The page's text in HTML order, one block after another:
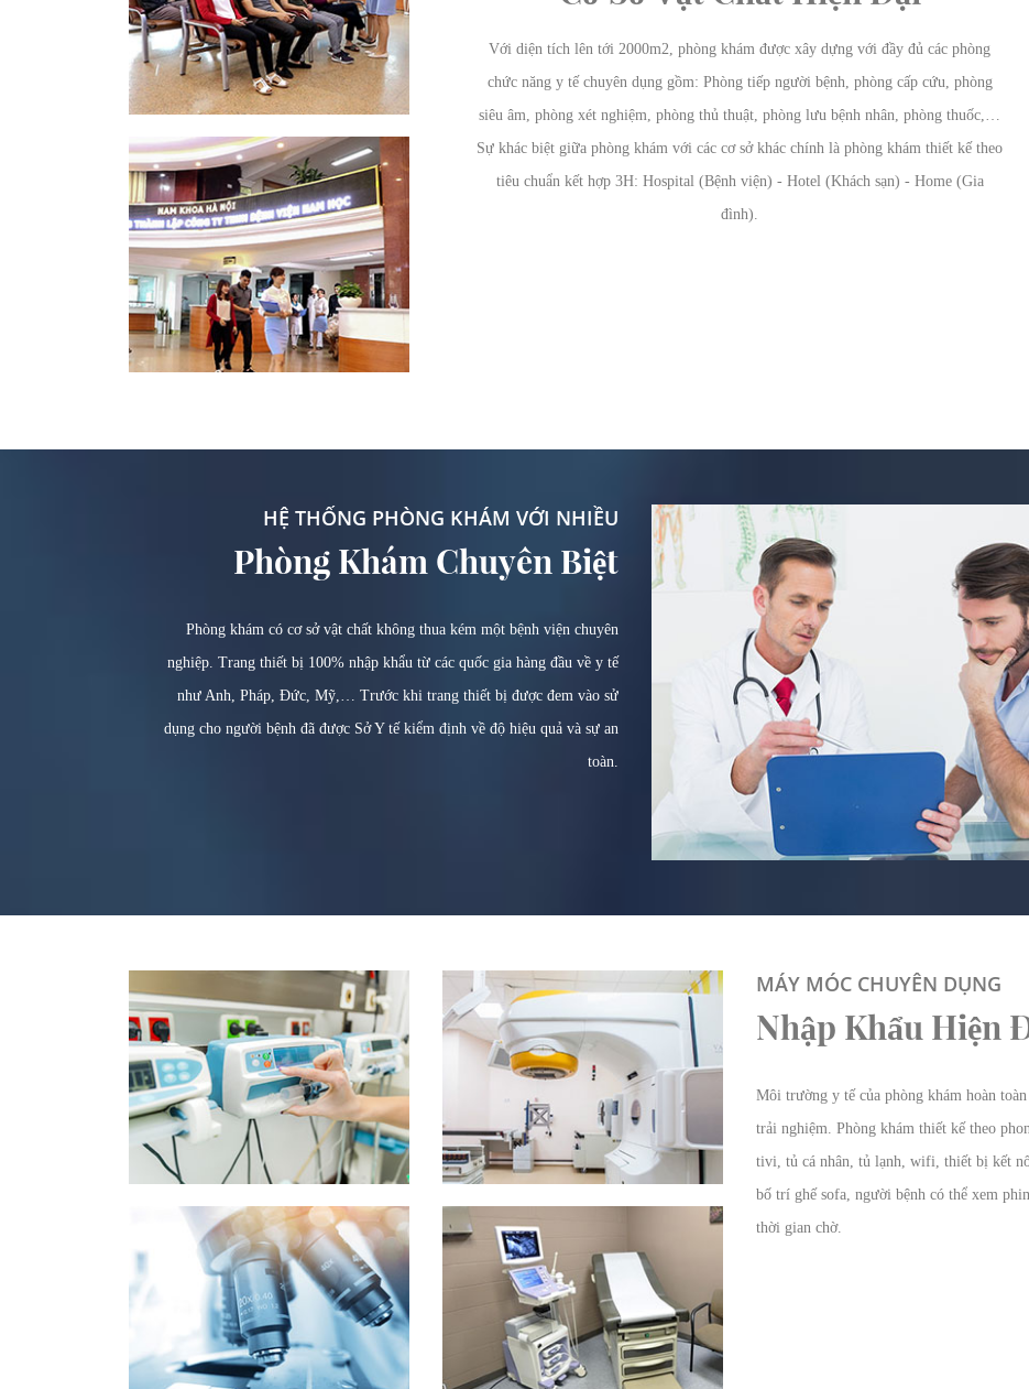
Với diện tích lên tới 2000m2, phòng khám được xây dựng với đầy đủ các phòng
chức năng y tế chuyên dụng gồm: Phòng tiếp người bệnh, phòng cấp cứu, phòng
siêu âm, phòng xét nghiệm, phòng thủ thuật, phòng lưu bệnh nhân, phòng thuốc,…
Sự khác biệt giữa phòng khám với các cơ sở khác chính là phòng khám thiết kế theo
tiêu chuẩn kết hợp 3H: Hospital (Bệnh viện) - Hotel (Khách sạn) - Home (Gia
đình).
HỆ THỐNG PHÒNG KHÁM VỚI NHIỀU
Phòng Khám Chuyên Biệt
Phòng khám có cơ sở vật chất không thua kém một bệnh viện chuyên
nghiệp. Trang thiết bị 100% nhập khẩu từ các quốc gia hàng đầu về y tế
như Anh, Pháp, Đức, Mỹ,… Trước khi trang thiết bị được đem vào sử
dụng cho người bệnh đã được Sở Y tế kiểm định về độ hiệu quả và sự an
toàn.
MÁY MÓC CHUYÊN DỤNG
Nhập Khẩu Hiện
Môi trường y tế của phòng khám hoàn
trải nghiệm. Phòng khám thiết kế theo
tivi, tủ cá nhân, tủ lạnh, wifi, thiết bị kết
bố trí ghế sofa, người bệnh có thể xem
thời gian chờ.